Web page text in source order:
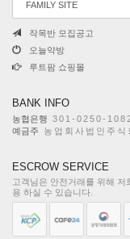
작목반 모집공고
오늘약방
루트팜 쇼핑몰
BANK INFO
농협은행 301-0250-
예금주
농업회사법인주식
ESCROW SERVICE
고객님은 안전거래를 위해
용 하실 수 있습니다.